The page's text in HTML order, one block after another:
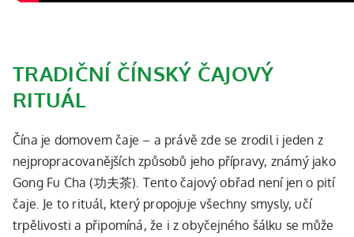
TRADIČNÍ ČÍNSKÝ ČAJOVÝ
RITUÁL
Čína je domovem čaje – a právě zde se zrodil i jeden z
nejpropracovanějších způsobů jeho přípravy, známý jako
Gong Fu Cha (功夫茶). Tento čajový obřad není jen o pití
čaje. Je to rituál, který propojuje všechny smysly, učí
trpělivosti a připomíná, že i z obyčejného šálku se může